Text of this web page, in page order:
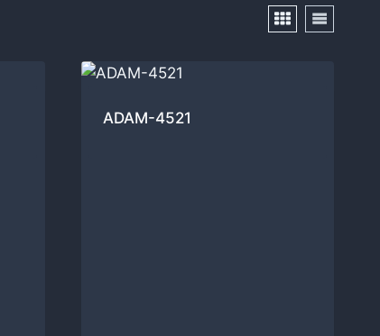
ADAM-4521